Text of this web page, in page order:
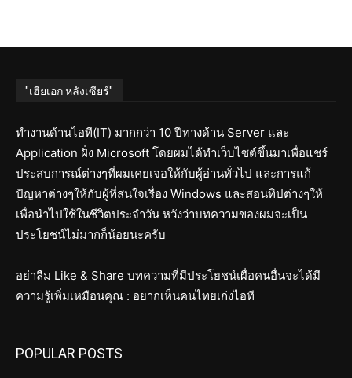
"เฮียเอก หลังเซียร์"
ทำงานด้านไอที(IT) มากกว่า 10 ปีทางด้าน Server และ
Application ฝั่ง Microsoft โดยผมได้ทำเว็บไซต์ขึ้นมาเพื่อแชร์
ประสบการณ์ต่างๆที่ผมเคยเจอให้กับผู้อ่านทั่วไป และการแก้
ปัญหาต่างๆให้กับผู้ที่สนใจเรื่อง Windows และสอนทิปต่างๆให้
เพื่อนำไปใช้ในชีวิตประจำวัน หวังว่าบทความของผมจะเป็น
ประโยชน์ไม่มากก็น้อยนะครับ
อย่าลืม Like & Share บทความที่มีประโยชน์เผื่อคนอื่นจะได้มี
ความรู้เพิ่มเหมือนคุณ : อยากเห็นคนไทยเก่งไอที
POPULAR POSTS